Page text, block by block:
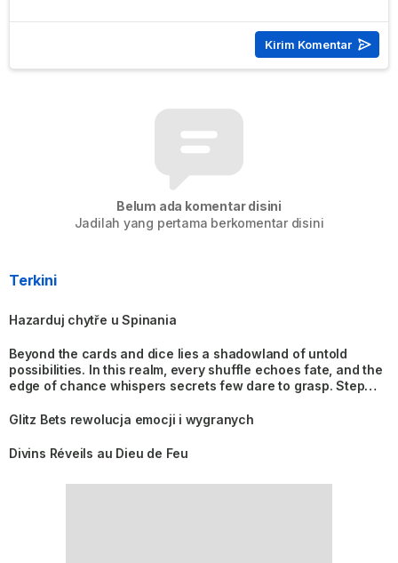
Belum ada komentar disini
Jadilah yang pertama berkomentar disini
Terkini
Hazarduj chytře u Spinania
Beyond the cards and dice lies a shadowland of untold
possibilities. In this realm, every shuffle echoes fate, and the
edge of chance whispers secrets few dare to grasp. Step
Glitz Bets rewolucja emocji i wygranych
Divins Réveils au Dieu de Feu